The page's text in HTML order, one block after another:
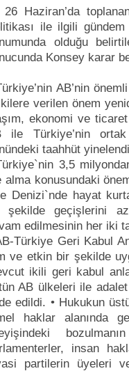
Haziran’da
ile ilgili
olduğu
Konsey karar
AB’nin
verilen önem
ekonomi ve
ile Türkiye’nin
taahhüt
3,5
alma konusundaki
Denizi`nde hayat
şekilde geçişlerini
edilmesinin her iki
Türkiye Geri Kabul
ve etkin bir şekilde
ikili geri kabul
AB ülkeleri ile
edildi. • Hukukun
haklar alanında
insan
partilerin üyeleri